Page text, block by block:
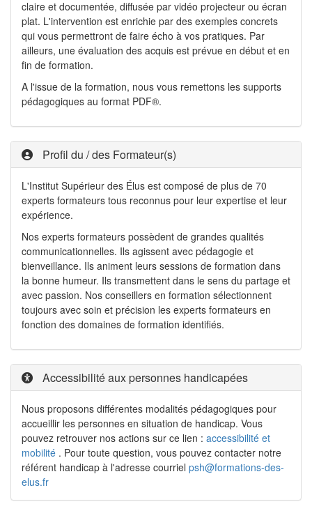
claire et documentée, diffusée par vidéo projecteur ou écran
plat. L'intervention est enrichie par des exemples concrets
qui vous permettront de faire écho à vos pratiques. Par
ailleurs, une évaluation des acquis est prévue en début et en
fin de formation.
A l'issue de la formation, nous vous remettons les supports
pédagogiques au format PDF®.
Profil du / des Formateur(s)
L'Institut Supérieur des Élus est composé de plus de 70
experts formateurs tous reconnus pour leur expertise et leur
expérience.
Nos experts formateurs possèdent de grandes qualités
communicationnelles. Ils agissent avec pédagogie et
bienveillance. Ils animent leurs sessions de formation dans
la bonne humeur. Ils transmettent dans le sens du partage et
avec passion. Nos conseillers en formation sélectionnent
toujours avec soin et précision les experts formateurs en
fonction des domaines de formation identifiés.
Accessibilité aux personnes handicapées
Nous proposons différentes modalités pédagogiques pour
accueillir les personnes en situation de handicap. Vous
pouvez retrouver nos actions sur ce lien : accessibilité et
mobilité . Pour toute question, vous pouvez contacter notre
référent handicap à l'adresse courriel psh@formations-des-
elus.fr